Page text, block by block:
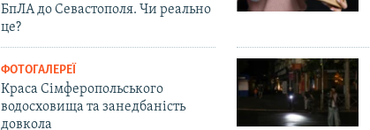
БпЛА до Севастополя. Чи реально
це?
ФОТОГАЛЕРЕЇ
Краса Сімферопольського
водосховища та занедбаність
довкола